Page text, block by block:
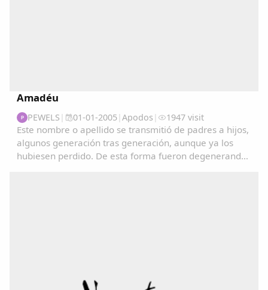
Amadéu
P PEWELS | 01-01-2005| Apodos | 1947 visit
Este nombre o apellido se transmitió de padres a hijos,
algunos generación tras generación, aunque ya los
hubiesen perdido. De esta forma fueron degenerando